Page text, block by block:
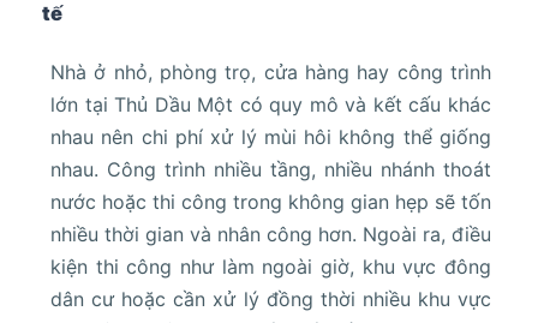
tế
Nhà ở nhỏ, phòng trọ, cửa hàng hay công trình
lớn tại Thủ Dầu Một có quy mô và kết cấu khác
nhau nên chi phí xử lý mùi hôi không thể giống
nhau. Công trình nhiều tầng, nhiều nhánh thoát
nước hoặc thi công trong không gian hẹp sẽ tốn
nhiều thời gian và nhân công hơn. Ngoài ra, điều
kiện thi công như làm ngoài giờ, khu vực đông
dân cư hoặc cần xử lý đồng thời nhiều khu vực